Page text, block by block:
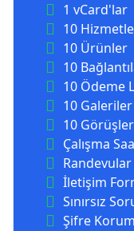
1 vCard'lar
10
10 Ürünler
10
10 Ödeme
10 Galeriler
10 Görüşler
Çalışma
Randevular
İletişim
Sınırsız
Şifre